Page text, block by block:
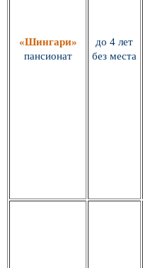
«Шингари»
пансионат
до 4 лет
без места